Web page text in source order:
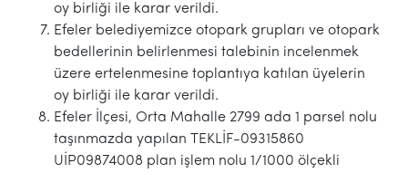
oy birliği ile karar verildi.
Efeler belediyemizce otopark grupları ve otopark
bedellerinin belirlenmesi talebinin incelenmek
üzere ertelenmesine toplantıya katılan üyelerin
oy birliği ile karar verildi.
Efeler İlçesi, Orta Mahalle 2799 ada 1 parsel nolu
taşınmazda yapılan TEKLİF-09315860
UİP09874008 plan işlem nolu 1/1000 ölçekli